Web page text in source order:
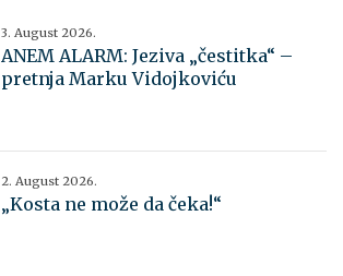
3. August 2026.
ANEM ALARM: Jeziva „čestitka“ –
pretnja Marku Vidojkoviću
2. August 2026.
„Kosta ne može da čeka!“